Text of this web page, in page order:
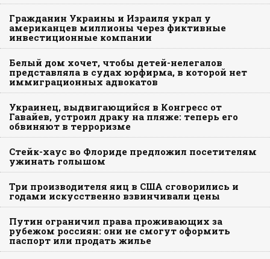
Гражданин Украины и Израиля украл у
американцев миллионы через фиктивные
инвестиционные компании
Белый дом хочет, чтобы детей-нелегалов
представляла в судах юрфирма, в которой нет
иммиграционных адвокатов
Украинец, выдвигающийся в Конгресс от
Гавайев, устроил драку на пляже: теперь его
обвиняют в терроризме
Стейк-хаус во Флориде предложил посетителям
ужинать голышом
Три производителя яиц в США сговорились и
годами искусственно взвинчивали цены
Путин ограничил права проживающих за
рубежом россиян: они не смогут оформить
паспорт или продать жилье